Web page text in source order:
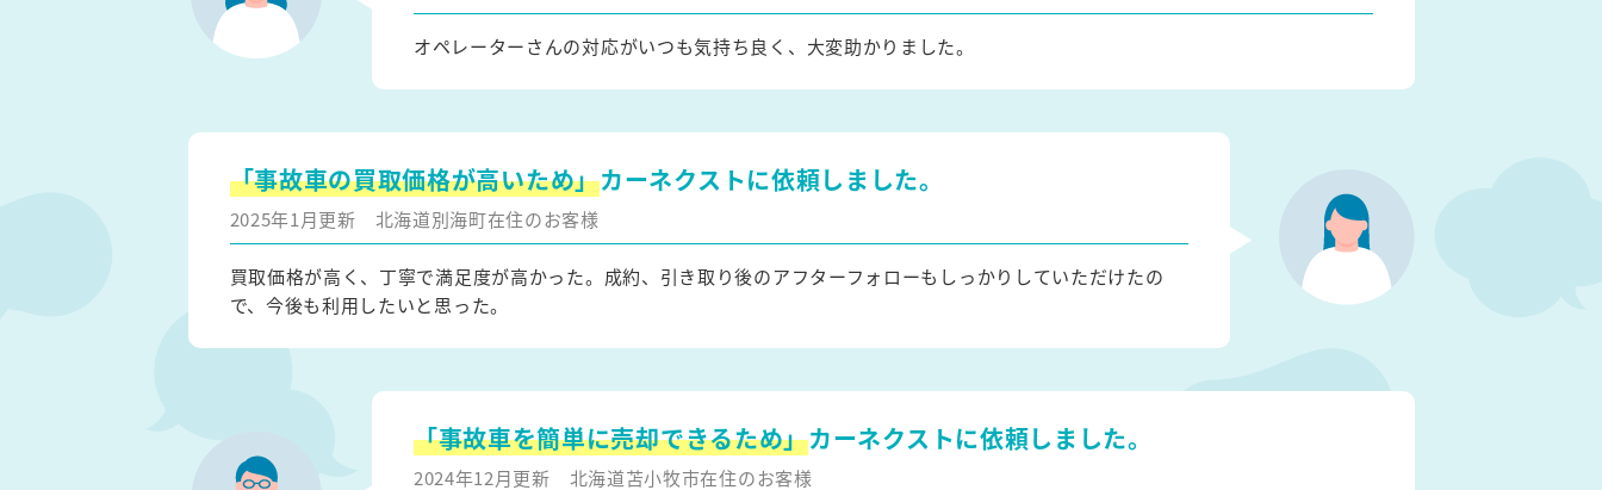
オペレーターさんの対応がいつも気持ち良く、大変助かりました。
「事故車の買取価格が高いため」カーネクストに依頼しました。
2025年1月更新 北海道別海町在住のお客様
買取価格が高く、丁寧で満足度が高かった。成約、引き取り後のアフターフォローもしっかりしていただけたの
で、今後も利用したいと思った。
「事故車を簡単に売却できるため」カーネクストに依頼しました。
2024年12月更新 北海道苫小牧市在住のお客様